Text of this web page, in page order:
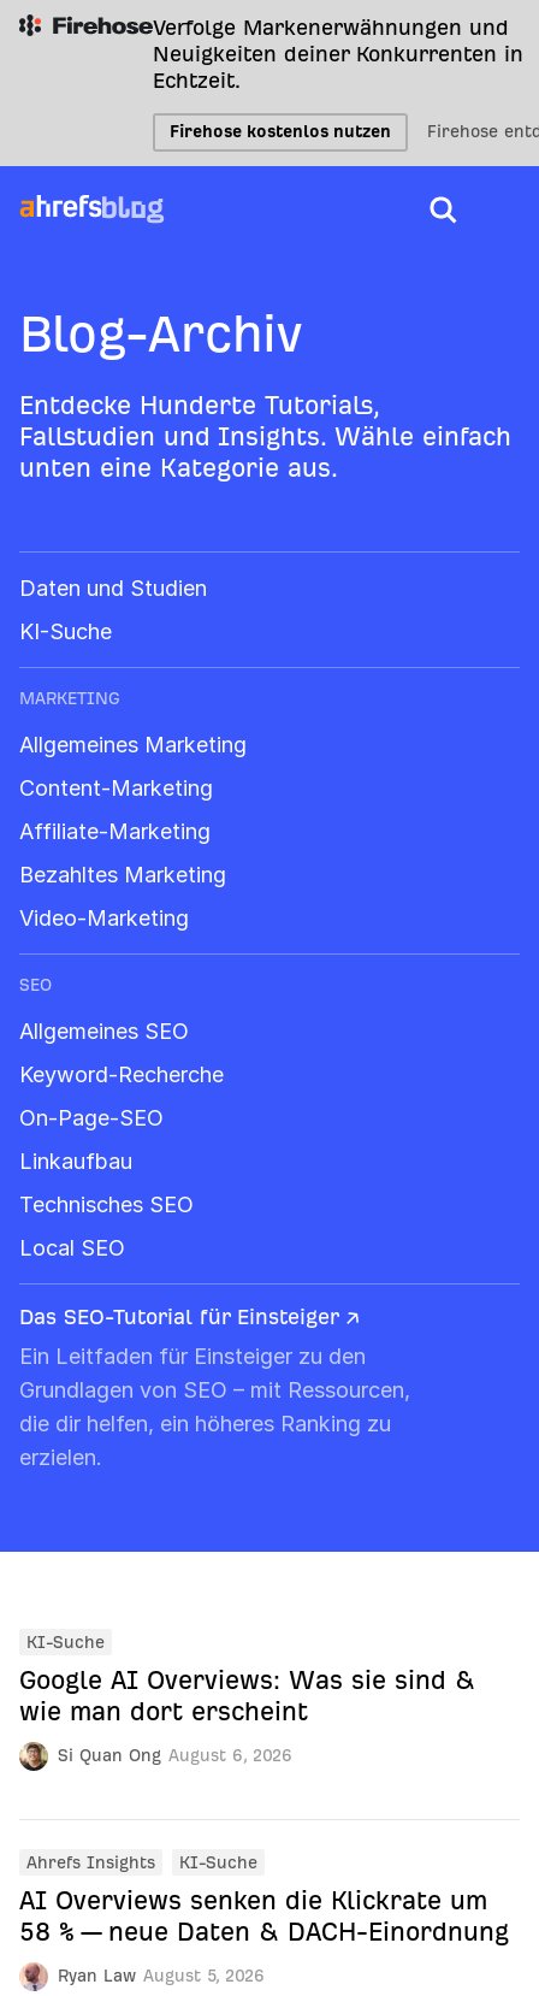
Verfolge Markenerwähnungen und
Neuigkeiten deiner Konkurrenten in
Echtzeit.
Firehose kostenlos nutzen Firehose
Blog-Archiv
Entdecke Hunderte Tutorials,
Fallstudien und Insights. Wähle einfach
unten eine Kategorie aus.
Daten und Studien
KI-Suche
MARKETING
Allgemeines Marketing
Content-Marketing
Affiliate-Marketing
Bezahltes Marketing
Video-Marketing
SEO
Allgemeines SEO
Keyword-Recherche
On-Page-SEO
Linkaufbau
Technisches SEO
Local SEO
Das SEO-Tutorial für Einsteiger ↗
Ein Leitfaden für Einsteiger zu den
Grundlagen von SEO – mit Ressourcen,
die dir helfen, ein höheres Ranking zu
erzielen.
Si Quan Ong August 6, 2026
KI-Suche
Google AI Overviews: Was sie sind &
wie man dort erscheint
Ryan Law August 5, 2026
Ahrefs Insights KI-Suche
AI Overviews senken die Klickrate um
58 % — neue Daten & DACH-Einordnung